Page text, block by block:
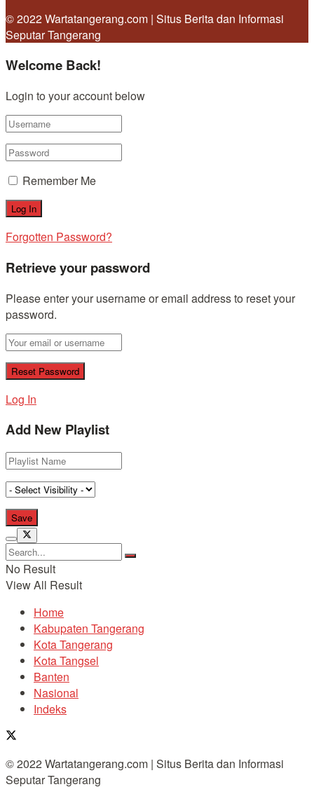
© 2022 Wartatangerang.com | Situs Berita dan Informasi
Seputar Tangerang
Welcome Back!
Login to your account below
Remember Me
Forgotten Password?
Retrieve your password
Please enter your username or email address to reset your
password.
Log In
Add New Playlist
No Result
View All Result
Home
Kabupaten Tangerang
Kota Tangerang
Kota Tangsel
Banten
Nasional
Indeks
© 2022 Wartatangerang.com | Situs Berita dan Informasi
Seputar Tangerang